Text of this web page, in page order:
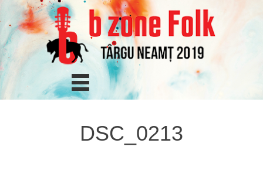
DSC_0213